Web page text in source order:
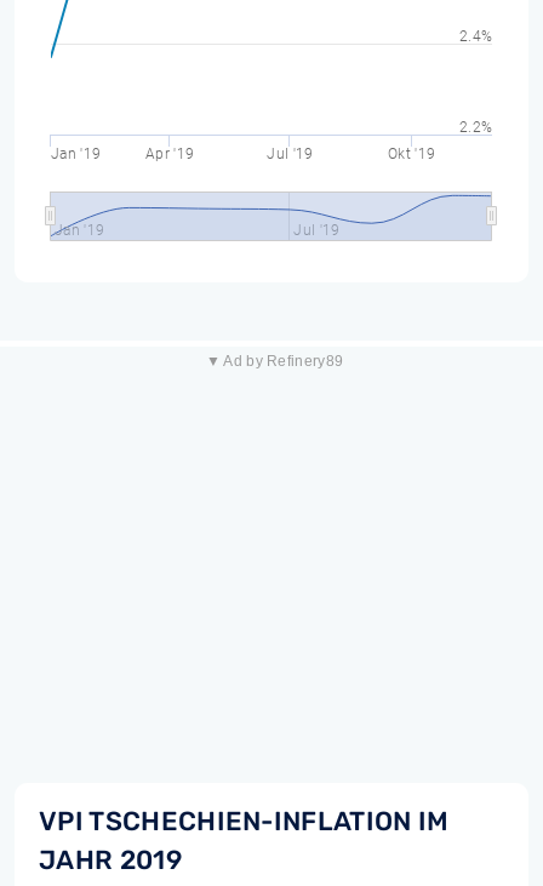
Jan '19 Apr '19 Jul '19 Okt '19
Jan '19 Jul '19
2.4%
2.2%
▼ Ad by Refinery89
VPI TSCHECHIEN-INFLATION IM
JAHR 2019